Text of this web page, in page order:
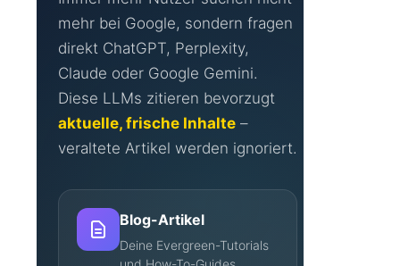
(schonende Änderung)
Deutsche Prompt-Engine
mit Tonalitäts-Regeln
(0.0–1.0) für Kreativität
Automatische Erkennung
und Extraktion des
HTML-Entity-
Filter-Handling
Token-Verbrauch und
mehr bei Google, sondern fragen
direkt ChatGPT, Perplexity,
Claude oder Google Gemini.
Diese LLMs zitieren bevorzugt
aktuelle, frische Inhalte –
veraltete Artikel werden ignoriert.
Blog-Artikel
Deine Evergreen-Tutorials